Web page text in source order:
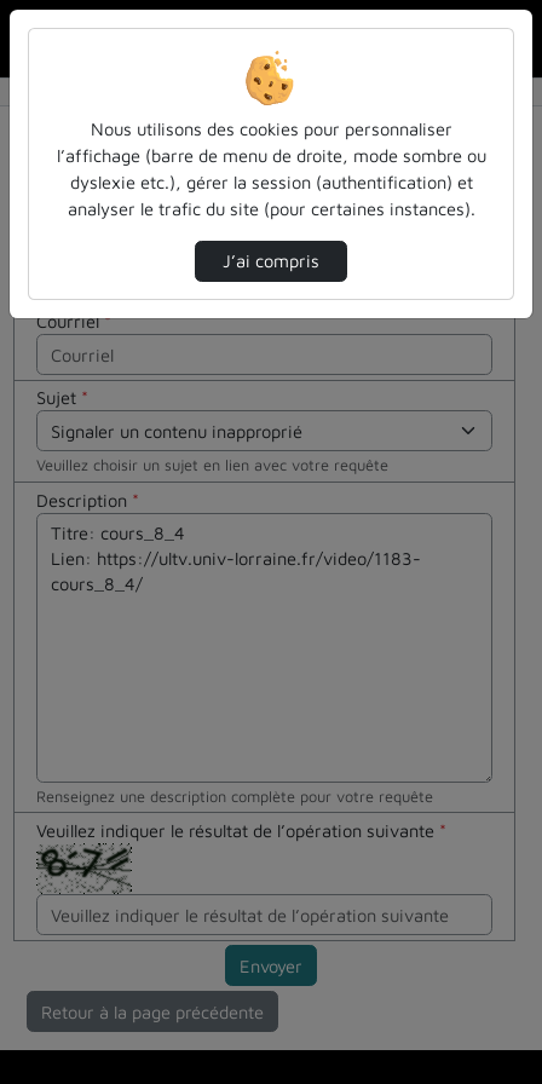
Contactez nous
Votre message
Courriel*
Sujet *
Veuillez choisir un sujet en lien avec votre requête
Description *
Renseignez une description complète pour votre requête
Veuillez indiquer le résultat de l’opération suivante *
Cocher
cette case
si vous êtes
un humain
Envoyer
Retour à la page précédente
Nous utilisons des cookies pour personnaliser
l’affichage (barre de menu de droite, mode sombre ou
dyslexie etc.), gérer la session (authentification) et
analyser le trafic du site (pour certaines instances).
J’ai compris